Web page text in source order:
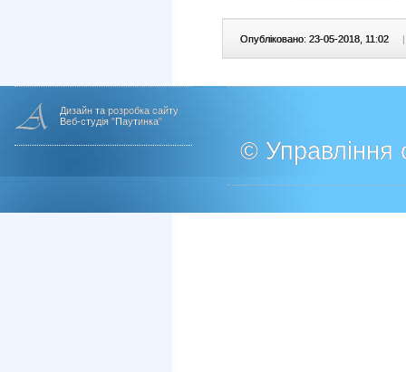
Опубліковано: 23-05-2018, 11:02 |
Дизайн та розробка сайту
Веб-студія "Паутинка"
© Управління